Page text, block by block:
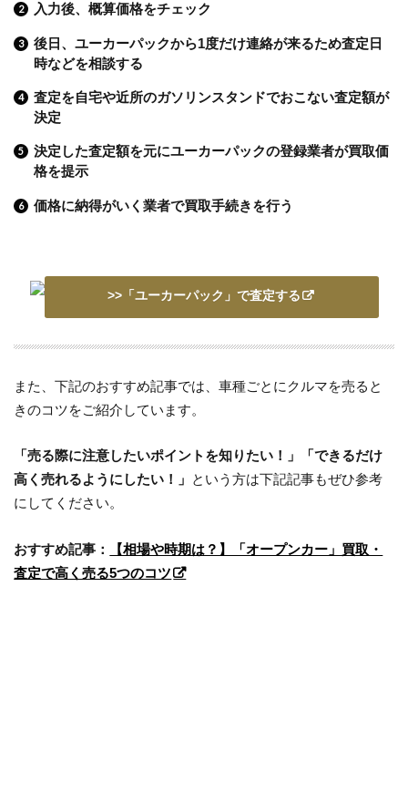
入力後、概算価格をチェック
後日、ユーカーパックから1度だけ連絡が来るため査定日
時などを相談する
査定を自宅や近所のガソリンスタンドでおこない査定額が
決定
決定した査定額を元にユーカーパックの登録業者が買取価
格を提示
価格に納得がいく業者で買取手続きを行う
>>「ユーカーパック」で査定する
また、下記のおすすめ記事では、車種ごとにクルマを売ると
きのコツをご紹介しています。
「売る際に注意したいポイントを知りたい！」「できるだけ
高く売れるようにしたい！」 という方は下記記事もぜひ参考
にしてください。
おすすめ記事：
【相場や時期は？】「オープンカー」買取・
査定で高く売る5つのコツ